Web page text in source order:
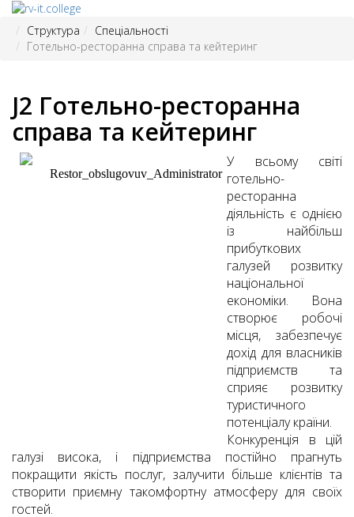
Структура
Спеціальності
Готельно-ресторанна справа та кейтеринг
J2 Готельно-ресторанна
справа та кейтеринг
У всьому світі
готельно-
ресторанна
діяльність є однією
із найбільш
прибуткових
галузей розвитку
національної
економіки. Вона
створює робочі
місця, забезпечує
дохід для власників
підприємств та
сприяє розвитку
туристичного
потенціалу країни.
Конкуренція в цій
галузі висока, і підприємства постійно прагнуть
покращити якість послуг, залучити більше клієнтів та
створити приємну такомфортну атмосферу для своїх
гостей.